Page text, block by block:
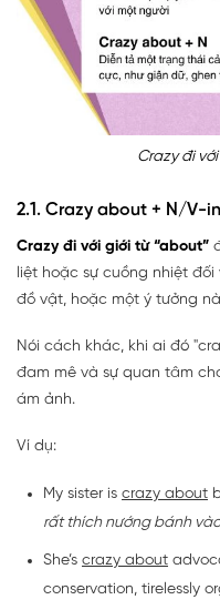
Crazy đi
2.1. Crazy about + N/V-
Crazy đi với giới từ “about”
liệt hoặc sự cuồng nhiệt
đồ vật, hoặc một ý tưởng
Nói cách khác, khi ai đó
đam mê và sự quan tâm
ám ảnh.
Ví dụ:
My sister is crazy about
rất thích nướng bánh
She’s crazy about
conservation, tirelessly